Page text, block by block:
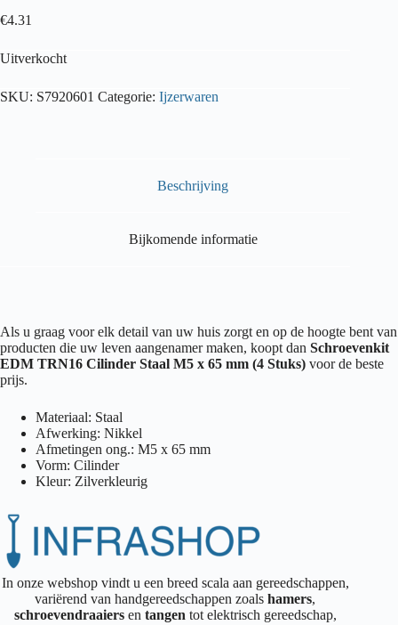
€4.31
Uitverkocht
SKU: S7920601 Categorie: Ijzerwaren
Beschrijving
Bijkomende informatie
Als u graag voor elk detail van uw huis zorgt en op de hoogte bent van
producten die uw leven aangenamer maken, koopt dan Schroevenkit
EDM TRN16 Cilinder Staal M5 x 65 mm (4 Stuks) voor de beste
prijs.
Materiaal: Staal
Afwerking: Nikkel
Afmetingen ong.: M5 x 65 mm
Vorm: Cilinder
Kleur: Zilverkleurig
In onze webshop vindt u een breed scala aan gereedschappen,
variërend van handgereedschappen zoalshamers,
schroevendraaiersen tangen tot elektrisch gereedschap,